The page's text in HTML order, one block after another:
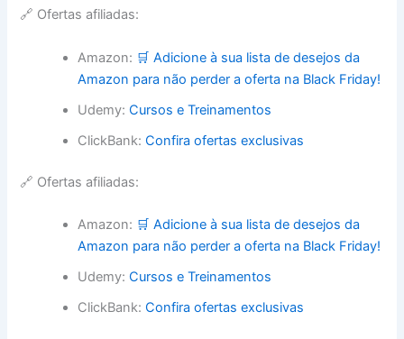
🔗 Ofertas afiliadas:
Amazon: 🛒 Adicione à sua lista de desejos da
Amazon para não perder a oferta na Black Friday!
Udemy:Cursos e Treinamentos
ClickBank:Confira ofertas exclusivas
🔗 Ofertas afiliadas:
Amazon: 🛒 Adicione à sua lista de desejos da
Amazon para não perder a oferta na Black Friday!
Udemy:Cursos e Treinamentos
ClickBank:Confira ofertas exclusivas